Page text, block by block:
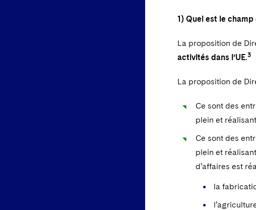
1) Quel est le
La proposition de
activités dans l’UE.3
La proposition de
Ce sont des
plein et
Ce sont des
plein et
d’affaires est
la